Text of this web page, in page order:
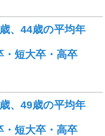
、44歳の平均年
・短大卒・高卒
、49歳の平均年
・短大卒・高卒